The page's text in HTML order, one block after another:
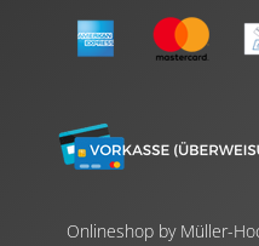
Onlineshop by Müller-